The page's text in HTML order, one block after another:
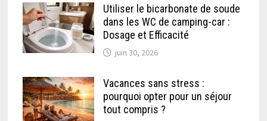
Utiliser le bicarbonate de soude
dans les WC de camping-car :
Dosage et Efficacité
juin 30, 2026
Vacances sans stress :
pourquoi opter pour un séjour
tout compris ?